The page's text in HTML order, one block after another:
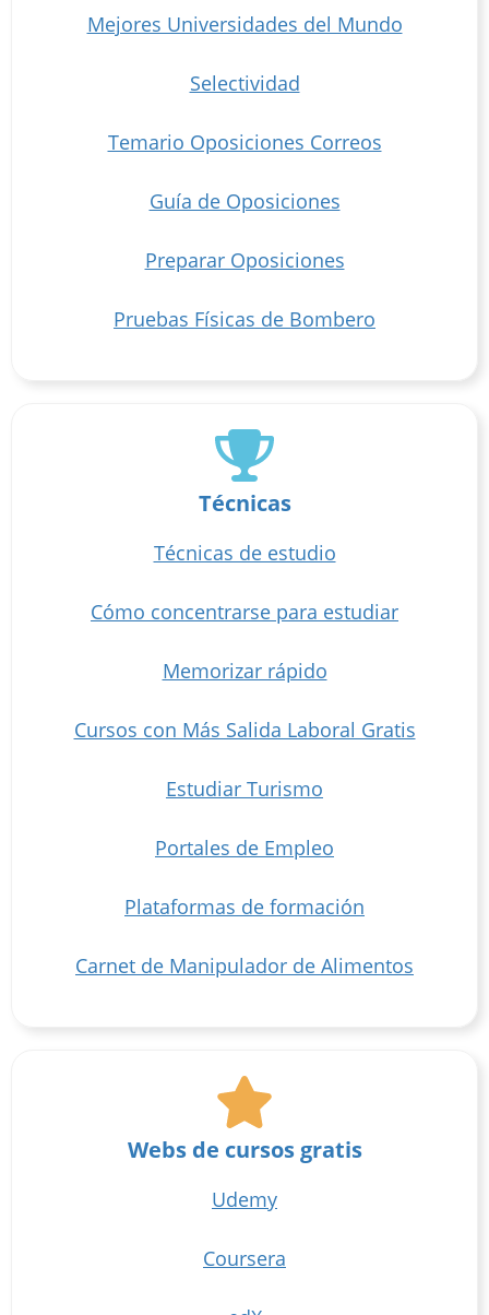
Mejores Universidades del Mundo
Selectividad
Temario Oposiciones Correos
Guía de Oposiciones
Preparar Oposiciones
Pruebas Físicas de Bombero
Técnicas
Técnicas de estudio
Cómo concentrarse para estudiar
Memorizar rápido
Cursos con Más Salida Laboral Gratis
Estudiar Turismo
Portales de Empleo
Plataformas de formación
Carnet de Manipulador de Alimentos
Webs de cursos gratis
Udemy
Coursera